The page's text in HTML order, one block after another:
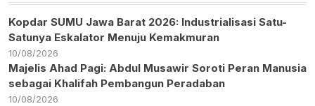
Kopdar SUMU Jawa Barat 2026: Industrialisasi Satu-
Satunya Eskalator Menuju Kemakmuran
10/08/2026
Majelis Ahad Pagi: Abdul Musawir Soroti Peran Manusia
sebagai Khalifah Pembangun Peradaban
10/08/2026